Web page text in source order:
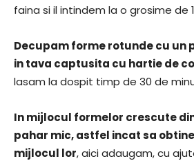
faina si il intindem la o grosime de
Decupam forme rotunde cu un
in tava captusita cu hartie de
lasam la dospit timp de 30 de
In mijlocul formelor crescute
pahar mic, astfel incat sa
mijlocul lor, aici adaugam, cu